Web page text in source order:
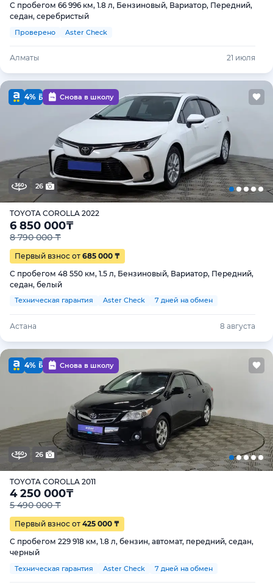
С пробегом 66 996 км, 1.8 л, Бензиновый, Вариатор, Передний,
седан, серебристый
Проверено Aster Check
Алматы 21 июля
4% Снова в школу
26
TOYOTA COROLLA 2022
6 850 000₸
8 790 000 ₸
Первый взнос от 685 000 ₸
С пробегом 48 550 км, 1.5 л, Бензиновый, Вариатор, Передний,
седан, белый
Техническая гарантия Aster Check 7 дней на обмен
Астана 8 августа
4% Снова в школу
26
TOYOTA COROLLA 2011
4 250 000₸
5 490 000 ₸
Первый взнос от 425 000 ₸
С пробегом 229 918 км, 1.8 л, бензин, автомат, передний, седан,
черный
Техническая гарантия Aster Check 7 дней на обмен